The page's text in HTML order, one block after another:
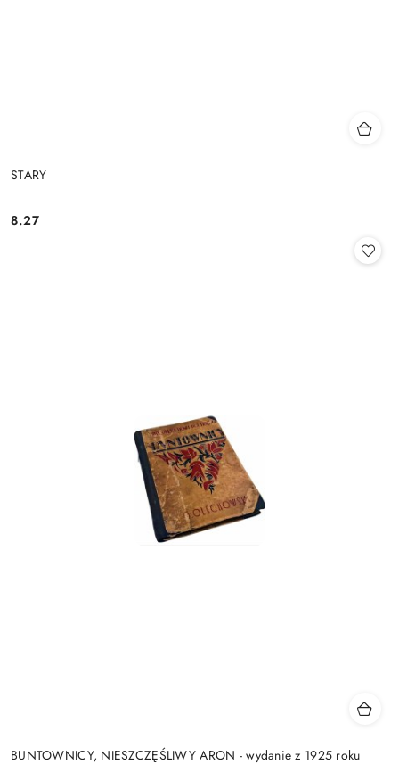
STARY
Cena:
8.27
BUNTOWNICY, NIESZCZĘŚLIWY ARON - wydanie z 1925 roku